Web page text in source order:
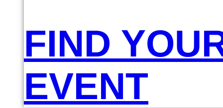
FIND
EVENT